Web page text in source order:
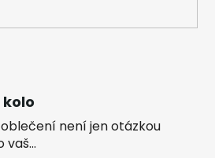
není jen otázkou
vaš...